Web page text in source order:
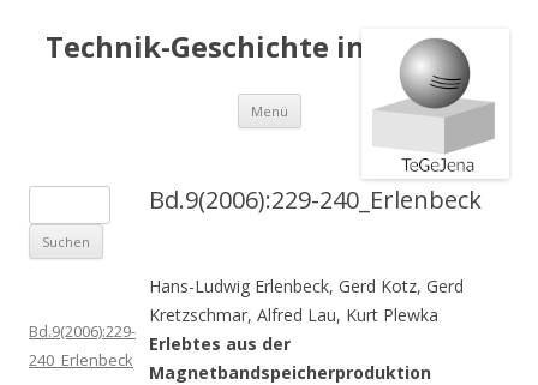
Technik-Geschichte in Jena e.V.
Menü Springe
Inhalt
Bd.9(2006):229-240_Erlenbeck
Hans-Ludwig Erlenbeck, Gerd Kotz, Gerd
Kretzschmar, Alfred Lau, Kurt Plewka
Erlebtes aus der
Magnetbandspeicherproduktion
u
c
n
a
Bd.9(2006):229-
240_Erlenbeck